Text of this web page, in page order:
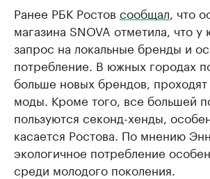
Ранее РБК Ростов сообщал , что
магазина SNOVA отметила, что у
запрос на локальные бренды и
потребление. В южных городах
больше новых брендов,
моды. Кроме того, все большей
пользуются секонд-хенды,
касается Ростова. По мнению
экологичное потребление
среди молодого поколения.